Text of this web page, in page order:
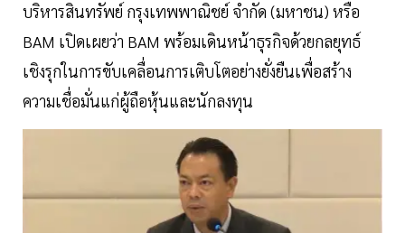
บริหารสินทรัพย์ กรุงเทพพาณิชย์ จำกัด (มหาชน) หรือ
BAM เปิดเผยว่า BAM พร้อมเดินหน้าธุรกิจด้วยกลยุทธ์
เชิงรุกในการขับเคลื่อนการเติบโตอย่างยั่งยืนเพื่อสร้าง
ความเชื่อมั่นแก่ผู้ถือหุ้นและนักลงทุน